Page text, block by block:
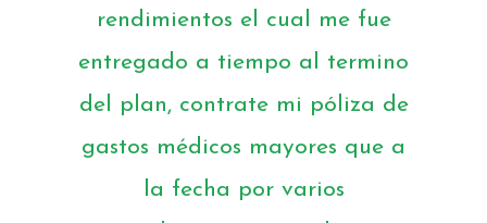
rendimientos el cual me fue
entregado a tiempo al termino
del plan, contrate mi póliza de
gastos médicos mayores que a
la fecha por varios